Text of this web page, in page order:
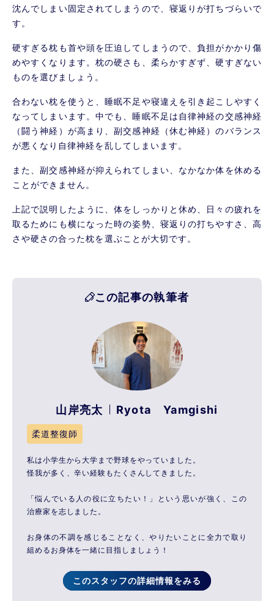
沈んでしまい固定されてしまうので、寝返りが打ちづらいで
す。
硬すぎる枕も首や頭を圧迫してしまうので、負担がかかり傷
めやすくなります。枕の硬さも、柔らかすぎず、硬すぎない
ものを選びましょう。
合わない枕を使うと、睡眠不足や寝違えを引き起こしやすく
なってしまいます。中でも、睡眠不足は自律神経の交感神経
（闘う神経）が高まり、副交感神経（休む神経）のバランス
が悪くなり自律神経を乱してしまいます。
また、副交感神経が抑えられてしまい、なかなか体を休める
ことができません。
上記で説明したように、体をしっかりと休め、日々の疲れを
取るためにも横になった時の姿勢、寝返りの打ちやすさ、高
さや硬さの合った枕を選ぶことが大切です。
この記事の執筆者
山岸亮太 Ryota Yamgishi
柔道整復師
私は小学生から大学まで野球をやっていました。
怪我が多く、辛い経験もたくさんしてきました。
「悩んでいる人の役に立ちたい！」という思いが強く、この
治療家を志しました。
お身体の不調を感じることなく、やりたいことに全力で取り
組めるお身体を一緒に目指しましょう！
このスタッフの詳細情報をみる